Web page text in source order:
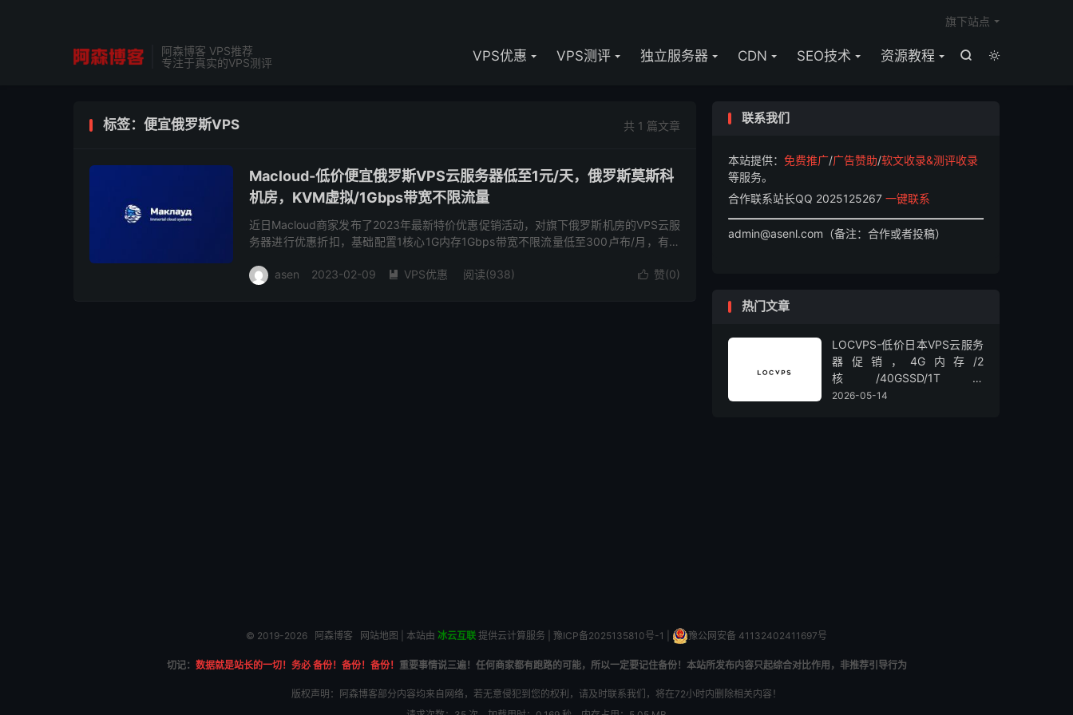
阿森博客 VPS推荐
专注于真实的VPS测评


VPS优惠 VPS测评 独立服务器 CDN SEO技术 资源教程
旗下站点
共 1 篇文章
标签：便宜俄罗斯VPS
Macloud-低价便宜俄罗斯VPS云服务器低至1元/天，俄罗斯莫斯科
机房，KVM虚拟/1Gbps带宽不限流量
近日Macloud商家发布了2023年最新特价优惠促销活动，对旗下俄罗斯机房的VPS云服
务器进行优惠折扣，基础配置1核心1G内存1Gbps带宽不限流量低至300卢布/月，有需
 赞(0)
asen 2023-02-09  VPS优惠 阅读(938)
联系我们
本站提供： 免费推广/广告赞助/软文收录&测评收录
等服务。
合作联系站长QQ 2025125267 一键联系
admin@asenl.com（备注：合作或者投稿）
热门文章
LOCVPS-低价日本VPS云服务
器促销，4G内存/2
核/40GSSD/1T流
量/450Mbps带宽，低至36元/
2026-05-14
© 2019-2026 阿森博客 网站地图 | 本站由 冰云互联 提供云计算服务 | 豫ICP备2025135810号-1 豫公网安备 41132402411697号
切记： 数据就是站长的一切！务必 备份！备份！备份！ 重要事情说三遍！任何商家都有跑路的可能，所以一定要记住备份！本站所发布内容只起综合对比作用，非推荐引导行为
版权声明：阿森博客部分内容均来自网络，若无意侵犯到您的权利，请及时联系我们，将在72小时内删除相关内容！